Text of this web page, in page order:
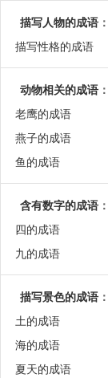
描写人物的成语 ：
描写性格的成语
动物相关的成语 ：
老鹰的成语
燕子的成语
鱼的成语
含有数字的成语 ：
四的成语
九的成语
描写景色的成语 ：
土的成语
海的成语
夏天的成语